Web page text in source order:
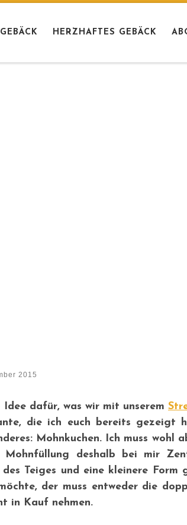
HERZHAFTES GEBÄCK
2015
dafür, was wir mit unserem
die ich euch bereits gezeigt
Mohnkuchen. Ich muss wohl
deshalb bei mir
Teiges und eine kleinere Form
der muss entweder die
in Kauf nehmen.